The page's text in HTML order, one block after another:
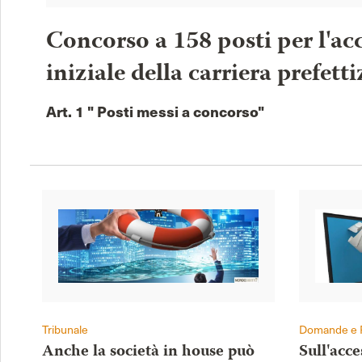
Concorso a 158 posti per
iniziale della carriera
Art. 1 " Posti messi a concorso"
Tribunale
Anche la società in house può
Domande e